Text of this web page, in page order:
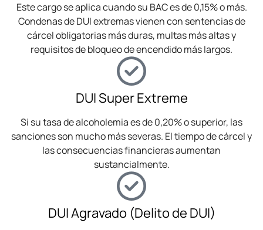
Este cargo se aplica cuando su BAC es de 0,15% o más.
Condenas de DUI extremas vienen con sentencias de
cárcel obligatorias más duras, multas más altas y
requisitos de bloqueo de encendido más largos.
DUI Super Extreme
Si su tasa de alcoholemia es de 0,20% o superior, las
sanciones son mucho más severas. El tiempo de cárcel y
las consecuencias financieras aumentan
sustancialmente.
DUI Agravado (Delito de DUI)